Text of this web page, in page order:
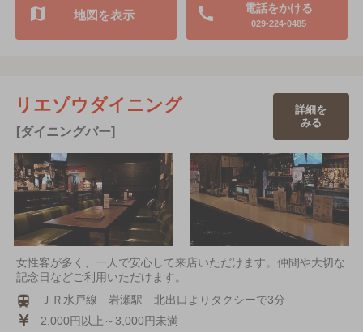
電話をかける
029-224-0485
地図を表示
リエゾウダイニング
[ダイニングバー]
詳細を
みる
女性客が多く、一人で安心して来店いただけます。仲間や大切な
記念日などご利用いただけます。
ＪＲ水戸線 岩瀬駅 北出口よりタクシーで3分
2,000円以上～3,000円未満